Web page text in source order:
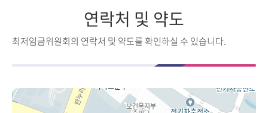
연락처 및 약도
최저임금위원회의 연락처 및 약도를 확인하실 수 있습니다.